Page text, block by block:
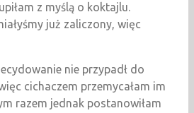
z myślą o koktajlu.
już zaliczony, więc
nie przypadł do
cichaczem przemycałam im
razem jednak postanowiłam